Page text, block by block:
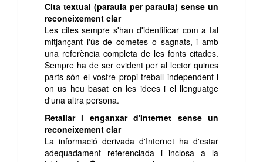
Cita textual (paraula per paraula) sense un
reconeixement clar
Les cites sempre s'han d'identificar com a tal
mitjançant l'ús de cometes o sagnats, i amb
una referència completa de les fonts citades.
Sempre ha de ser evident per al lector quines
parts són el vostre propi treball independent i
on us heu basat en les idees i el llenguatge
d'una altra persona.
Retallar i enganxar d'Internet sense un
reconeixement clar
La informació derivada d'Internet ha d'estar
adequadament referenciada i inclosa a la